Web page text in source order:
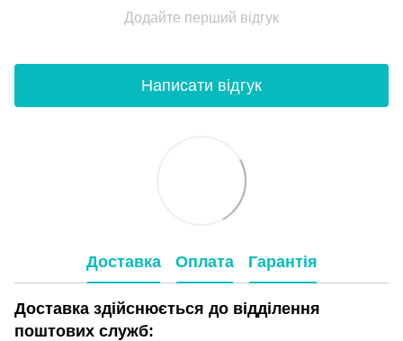
Додайте перший відгук
Написати відгук
Доставка Оплата Гарантія
Доставка здійснюється до відділення
поштових служб: